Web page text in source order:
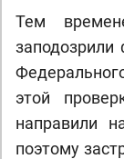
Тем
этой
направили
поэтому